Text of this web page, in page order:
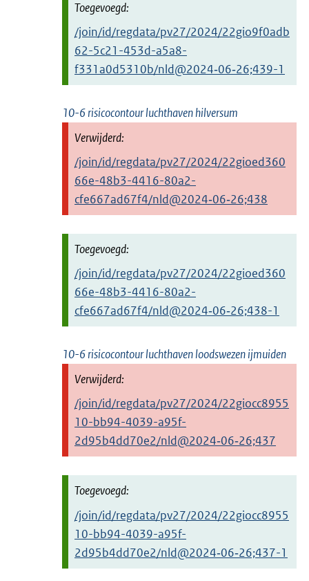
/join/id/regdata/pv27/2024/22gio9f0adb
62-5c21-453d-a5a8-
f331a0d5310b/nld@2024‑06‑26;439-1
10-6 risicocontour luchthaven hilversum
/join/id/regdata/pv27/2024/22gioed360
66e-48b3-4416-80a2-
cfe667ad67f4/nld@2024‑06‑26;438
/join/id/regdata/pv27/2024/22gioed360
66e-48b3-4416-80a2-
cfe667ad67f4/nld@2024‑06‑26;438-1
10-6 risicocontour luchthaven loodswezen ijmuiden
/join/id/regdata/pv27/2024/22giocc8955
10-bb94-4039-a95f-
2d95b4dd70e2/nld@2024‑06‑26;437
/join/id/regdata/pv27/2024/22giocc8955
10-bb94-4039-a95f-
2d95b4dd70e2/nld@2024‑06‑26;437-1